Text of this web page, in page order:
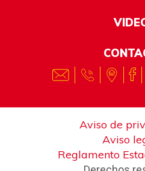
Aviso de
Aviso
Reglamento